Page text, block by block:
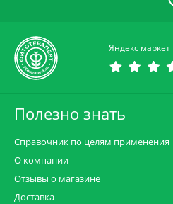
Яндекс маркет
Полезно знать
Справочник по целям применения
О компании
Отзывы о магазине
Доставка